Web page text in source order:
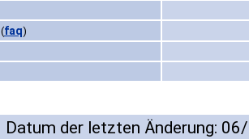
(faq)
Datum der letzten Änderung: